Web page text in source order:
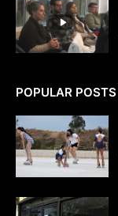
POPULAR POSTS